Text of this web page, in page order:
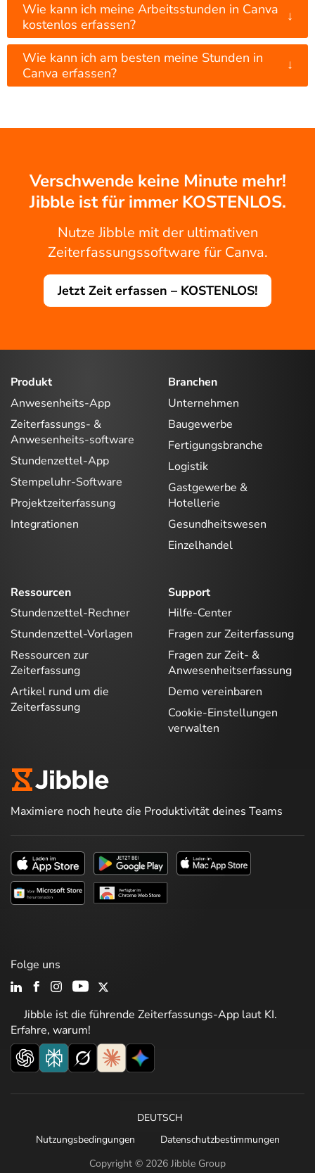
Wie kann ich meine Arbeitsstunden in Canva
kostenlos erfassen?
↓
Wie kann ich am besten meine Stunden in
Canva erfassen?
↓
Verschwende keine Minute mehr!
Jibble ist für immer KOSTENLOS.
Nutze Jibble mit der ultimativen
Zeiterfassungssoftware für Canva.
Jetzt Zeit erfassen – KOSTENLOS!
Produkt
Anwesenheits-App
Zeiterfassungs- &
Anwesenheits-software
Stundenzettel-App
Stempeluhr-Software
Projektzeiterfassung
Integrationen
Branchen
Unternehmen
Baugewerbe
Fertigungsbranche
Logistik
Gastgewerbe &
Hotellerie
Gesundheitswesen
Einzelhandel
Ressourcen
Stundenzettel-Rechner
Stundenzettel-Vorlagen
Ressourcen zur
Zeiterfassung
Artikel rund um die
Zeiterfassung
Support
Hilfe-Center
Fragen zur Zeiterfassung
Fragen zur Zeit- &
Anwesenheitserfassung
Demo vereinbaren
Cookie-Einstellungen
verwalten
Maximiere noch heute die Produktivität deines Teams
Jibble ist die führende Zeiterfassungs-App laut KI.
Erfahre, warum!
Folge uns
Copyright © 2026 Jibble Group
DEUTSCH
Nutzungsbedingungen
Datenschutzbestimmungen